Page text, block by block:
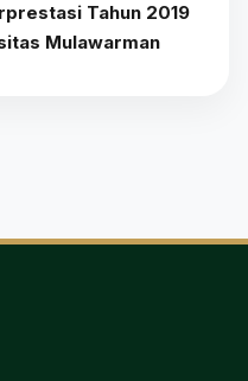
Tahun 2019
Mulawarman